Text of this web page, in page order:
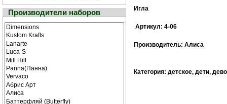
Производители наборов Игла
Артикул: 4-06
Производитель: Алиса
Категория: детское, дети,